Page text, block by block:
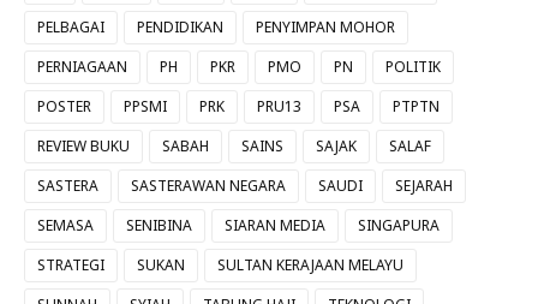
PELBAGAI
PENDIDIKAN
PENYIMPAN MOHOR
PERNIAGAAN
PH PKR PMO PN
POLITIK
POSTER
PPSMI PRK PRU13 PSA
PTPTN
REVIEW BUKU
SABAH SAINS SAJAK
SALAF
SASTERA
SASTERAWAN NEGARA SAUDI
SEJARAH
SEMASA
SENIBINA SIARAN MEDIA
SINGAPURA
STRATEGI
SUKAN
SULTAN KERAJAAN MELAYU